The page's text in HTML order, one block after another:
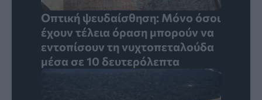
Οπτική ψευδαίσθηση: Μόνο όσοι
έχουν τέλεια όραση μπορούν να
εντοπίσουν τη νυχτοπεταλούδα
μέσα σε 10 δευτερόλεπτα